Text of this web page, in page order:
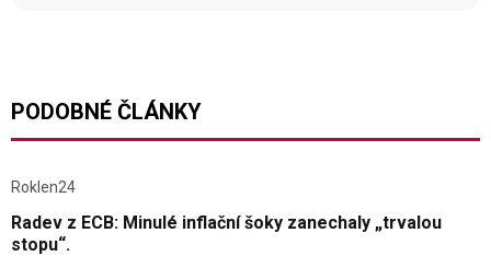
PODOBNÉ ČLÁNKY
Roklen24
Radev z ECB: Minulé inflační šoky zanechaly „trvalou
stopu“.